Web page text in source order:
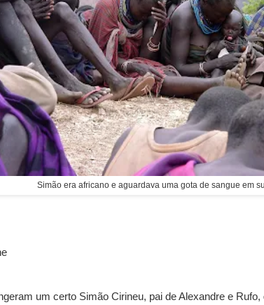
Simão era africano e aguardava uma gota de sangue em
um certo Simão Cirineu, pai de Alexandre e